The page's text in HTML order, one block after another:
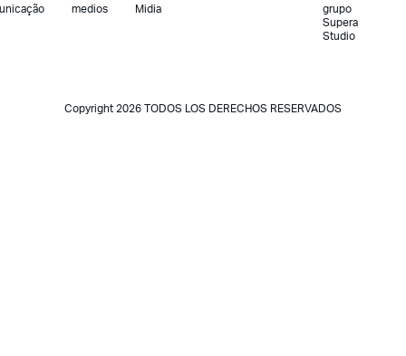
medios
Midia
grupo
Supera
Studio
Copyright 2026 TODOS LOS DERECHOS RESERVADOS